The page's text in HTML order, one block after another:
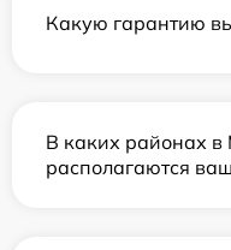
Какую гарантию
В каких районах в
располагаются